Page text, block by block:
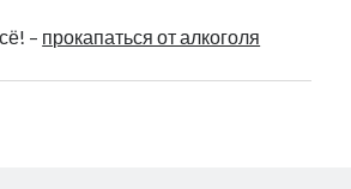
– прокапаться от алкоголя